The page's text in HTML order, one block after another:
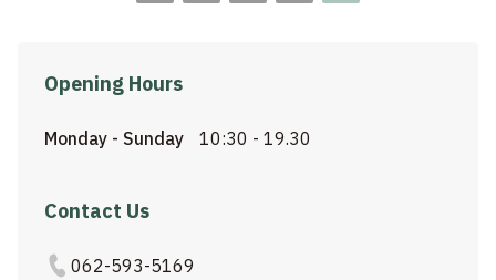
Opening Hours
Monday - Sunday 10:30 - 19.30
Contact Us
062-593-5169